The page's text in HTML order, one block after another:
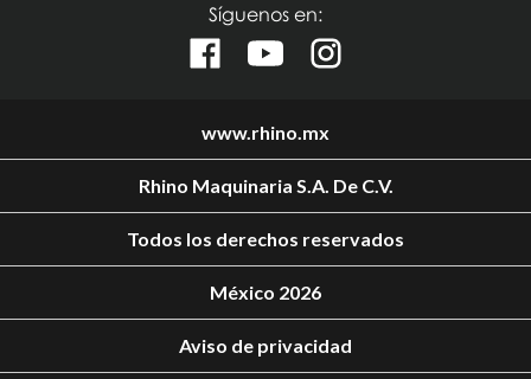
Síguenos en:
www.rhino.mx
Rhino Maquinaria S.A. De C.V.
Todos los derechos reservados
México 2026
Aviso de privacidad